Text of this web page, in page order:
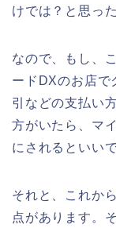
けでは？と思っ
なので、もし、
ードDXのお店で
引などの支払い
方がいたら、マ
にされるといい
それと、これか
点があります。